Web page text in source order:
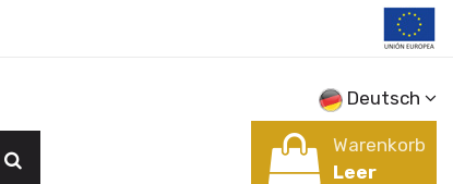
Deutsch
Warenkorb
Leer